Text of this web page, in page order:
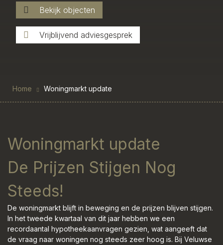
Bekijk objecten
Vrijblijvend adviesgesprek
Home Woningmarkt update
Woningmarkt update
De Prijzen Stijgen Nog
Steeds!
De woningmarkt blijft in beweging en de prijzen blijven stijgen.
In het tweede kwartaal van dit jaar hebben we een
recordaantal hypotheekaanvragen gezien, wat aangeeft dat
de vraag naar woningen nog steeds zeer hoog is. Bij Veluwse